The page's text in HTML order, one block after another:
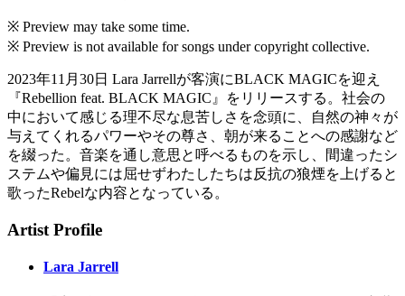
※ Preview may take some time.
※ Preview is not available for songs under copyright collective.
2023年11月30日 Lara Jarrellが客演にBLACK MAGICを迎え
『Rebellion feat. BLACK MAGIC』をリリースする。社会の
中において感じる理不尽な息苦しさを念頭に、自然の神々が
与えてくれるパワーやその尊さ、朝が来ることへの感謝など
を綴った。音楽を通し意思と呼べるものを示し、間違ったシ
ステムや偏見には屈せずわたしたちは反抗の狼煙を上げると
歌ったRebelな内容となっている。
Artist Profile
Lara Jarrell